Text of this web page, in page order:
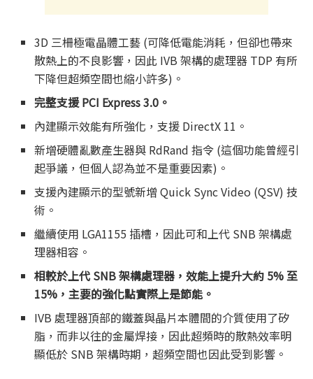
3D 三柵極電晶體工藝 (可降低電能消耗，但卻也帶來
散熱上的不良影響，因此 IVB 架構的處理器 TDP 有所
下降但超頻空間也縮小許多)。
完整支援 PCI Express 3.0。
內建顯示效能有所強化，支援 DirectX 11。
新增硬體亂數產生器與 RdRand 指令 (這個功能曾經引
起爭議，但個人認為並不是重要因素)。
支援內建顯示的型號新增 Quick Sync Video (QSV) 技
術。
繼續使用 LGA1155 插槽，因此可和上代 SNB 架構處
理器相容。
相較於上代 SNB 架構處理器，效能上提升大約 5% 至
15%，主要的強化點實際上是節能。
IVB 處理器頂部的鐵蓋與晶片本體間的介質使用了矽
脂，而非以往的金屬焊接，因此超頻時的散熱效率明
顯低於 SNB 架構時期，超頻空間也因此受到影響。